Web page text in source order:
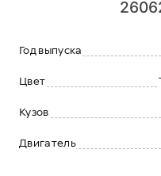
Год выпуска
Цвет
Кузов
Двигатель